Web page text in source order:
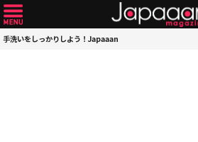
手洗いをしっかりしよう！Japaaan